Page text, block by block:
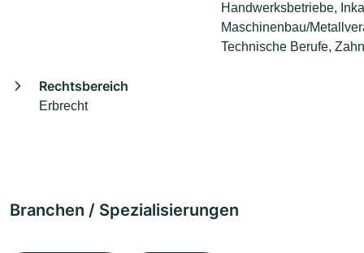
Handwerksbetriebe,
Maschinenbau/
Technische Berufe,
Rechtsbereich
Erbrecht
Branchen / Spezialisierungen